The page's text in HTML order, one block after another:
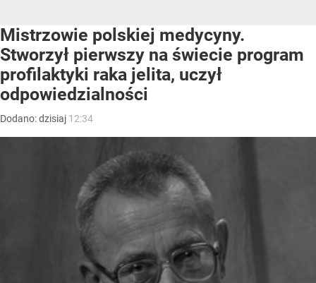
Mistrzowie polskiej medycyny.
Stworzył pierwszy na świecie program
profilaktyki raka jelita, uczył
odpowiedzialności
Dodano:dzisiaj 12:34